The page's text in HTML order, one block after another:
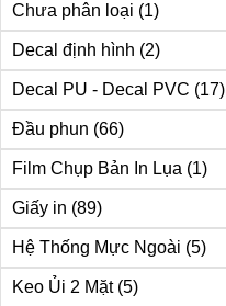
Chưa phân loại (1)
Decal định hình (2)
Decal PU - Decal PVC (17)
Đầu phun (66)
Film Chụp Bản In Lụa (1)
Giấy in (89)
Hệ Thống Mực Ngoài (5)
Keo Ủi 2 Mặt (5)